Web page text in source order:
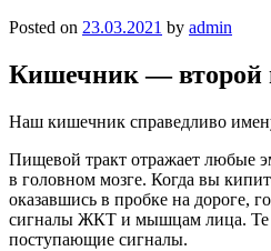
Posted on 23.03.2021 by admin
Кишечник — второй
Наш кишечник справедливо
Пищевой тракт отражает любые
в головном мозге. Когда вы
оказавшись в пробке на дороге,
сигналы ЖКТ и мышцам лица. Те
поступающие сигналы.